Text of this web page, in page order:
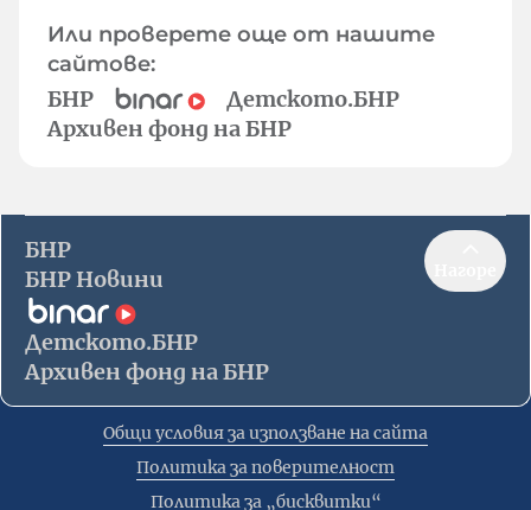
Или проверете още от нашите
сайтове:
БНР
Детското.БНР
Архивен фонд на БНР
БНР
БНР Новини
Детското.БНР
Архивен фонд на БНР
Общи условия за използване на сайта
Политика за поверителност
Политика за „бисквитки“